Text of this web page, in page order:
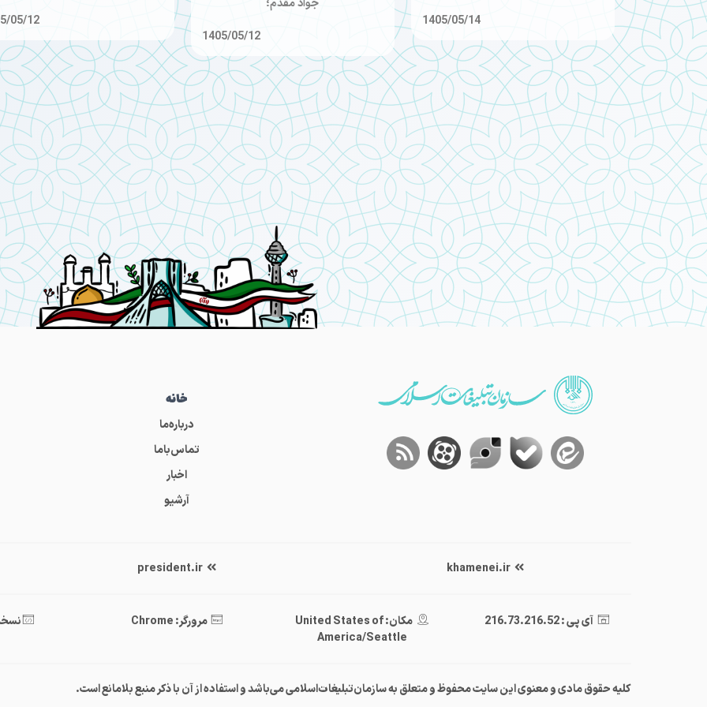
1405/05/14
جواد مقدم؛
1405/05/12
05/12
خانه
درباره‌ما
تماس‌باما
اخبار
آرشیو
khamenei.ir
president.ir
آی پی : 216.73.216.52
مکان: United States of
America/Seattle
مرورگر: Chrome نسخه :
کلیه حقوق مادی و معنوی این سایت محفوظ و متعلق به سازمان‌تبلیغات‌اسلامی می‌باشد و استفاده از آن با ذکر منبع بلامانع است.